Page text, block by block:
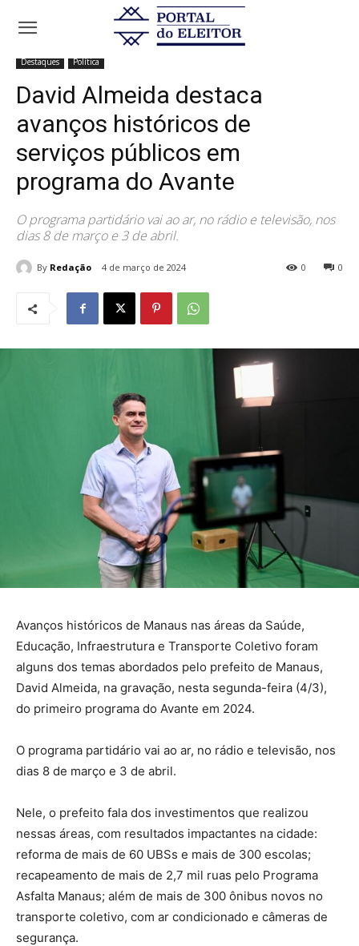
Início
David Almeida destaca avanços históricos de
serviços públicos em programa do Avante
Destaques Política
David Almeida destaca
avanços históricos de
serviços públicos em
programa do Avante
O programa partidário vai ao ar, no rádio e televisão, nos
dias 8 de março e 3 de abril.
By Redação 4 de março de 2024 0
0
Avanços históricos de Manaus nas áreas da Saúde,
Educação, Infraestrutura e Transporte Coletivo foram
alguns dos temas abordados pelo prefeito de Manaus,
David Almeida, na gravação, nesta segunda-feira (4/3),
do primeiro programa do Avante em 2024.
O programa partidário vai ao ar, no rádio e televisão, nos
dias 8 de março e 3 de abril.
Nele, o prefeito fala dos investimentos que realizou
nessas áreas, com resultados impactantes na cidade:
reforma de mais de 60 UBSs e mais de 300 escolas;
recapeamento de mais de 2,7 mil ruas pelo Programa
Asfalta Manaus; além de mais de 300 ônibus novos no
transporte coletivo, com ar condicionado e câmeras de
segurança.